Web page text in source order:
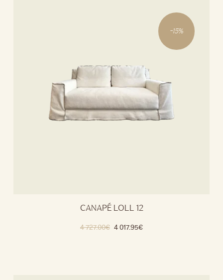
-15%
CANAPÉ LOLL 12
4 727.00€ 4 017.95€